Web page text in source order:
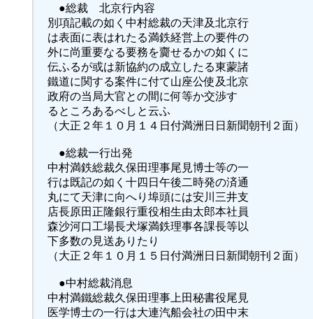
●総裁 北京行内容
別項記載の如く中村総裁の天津及北京行
は表面に表はれたる満鉄経営上の要件の
外に尚重要なる要務を齎せるかの如くに
伝ふるが或は新協約の成立したる東蒙諸
鐵道に関する案件に付て山座公使及北京
政府の当局大官との間に何等か交渉す
るところあるべしと云ふ
（大正２年１０月１４日付満洲日日新聞朝刊２面）
●総裁一行出発
中村満鉄総裁久保田理事尾見博士等の一
行は既記の如く十四日午後二時発の済通
丸にて天津に向へり埠頭には安川三井支
店長原田正隆銀行重役相生由太郎本社員
森沙河口工場長犬塚満鉄理事各課長等以
下多数の見送ありたり
（大正２年１０月１５日付満洲日日新聞朝刊２面）
●中村総裁消息
中村満鐵総裁久保田理事上田秘書役尾見
医学博士の一行は大連汽船会社の田中末